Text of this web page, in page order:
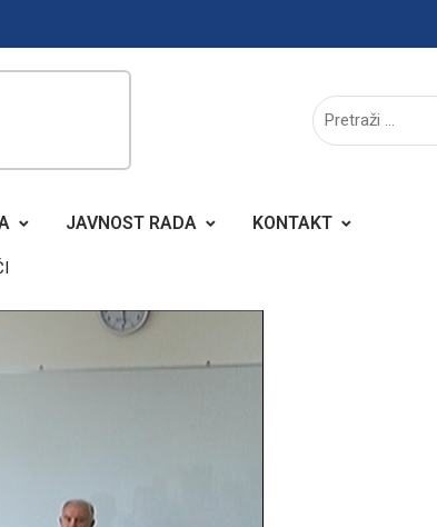
JAVNOST RADA KONTAKT